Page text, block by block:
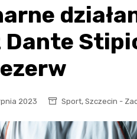
2023 Sport, Szczecin -